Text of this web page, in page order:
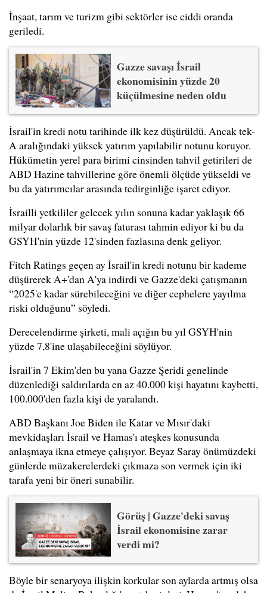
İnşaat, tarım ve turizm gibi sektörler ise ciddi oranda
geriledi.
Gazze savaşı İsrail
ekonomisinin yüzde 20
küçülmesine neden oldu
İsrail'in kredi notu tarihinde ilk kez düşürüldü. Ancak tek-
A aralığındaki yüksek yatırım yapılabilir notunu koruyor.
Hükümetin yerel para birimi cinsinden tahvil getirileri de
ABD Hazine tahvillerine göre önemli ölçüde yükseldi ve
bu da yatırımcılar arasında tedirginliğe işaret ediyor.
İsrailli yetkililer gelecek yılın sonuna kadar yaklaşık 66
milyar dolarlık bir savaş faturası tahmin ediyor ki bu da
GSYH'nin yüzde 12'sinden fazlasına denk geliyor.
Fitch Ratings geçen ay İsrail'in kredi notunu bir kademe
düşürerek A+'dan A'ya indirdi ve Gazze'deki çatışmanın
“2025'e kadar sürebileceğini ve diğer cephelere yayılma
riski olduğunu” söyledi.
Derecelendirme şirketi, mali açığın bu yıl GSYH'nin
yüzde 7,8'ine ulaşabileceğini söylüyor.
İsrail'in 7 Ekim'den bu yana Gazze Şeridi genelinde
düzenlediği saldırılarda en az 40.000 kişi hayatını kaybetti,
100.000'den fazla kişi de yaralandı.
ABD Başkanı Joe Biden ile Katar ve Mısır'daki
mevkidaşları İsrail ve Hamas'ı ateşkes konusunda
anlaşmaya ikna etmeye çalışıyor. Beyaz Saray önümüzdeki
günlerde müzakerelerdeki çıkmaza son vermek için iki
tarafa yeni bir öneri sunabilir.
Görüş | Gazze'deki savaş
İsrail ekonomisine zarar
verdi mi?
Böyle bir senaryoya ilişkin korkular son aylarda artmış olsa